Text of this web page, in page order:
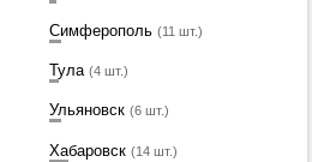
Симферополь (11 шт.)
Тула (4 шт.)
Ульяновск (6 шт.)
Хабаровск (14 шт.)